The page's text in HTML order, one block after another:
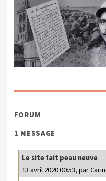
FORUM
1 MESSAGE
Le site fait peau neuve
13 avril 2020 00:53, par